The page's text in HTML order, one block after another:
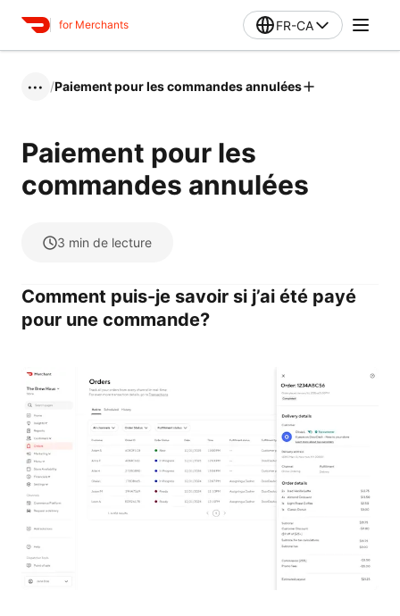
for Merchants FR-CA
••• /Paiement pour les commandes annulées
Paiement pour les
commandes annulées
3 min de lecture
Comment puis-je savoir si j’ai été payé
pour une commande?